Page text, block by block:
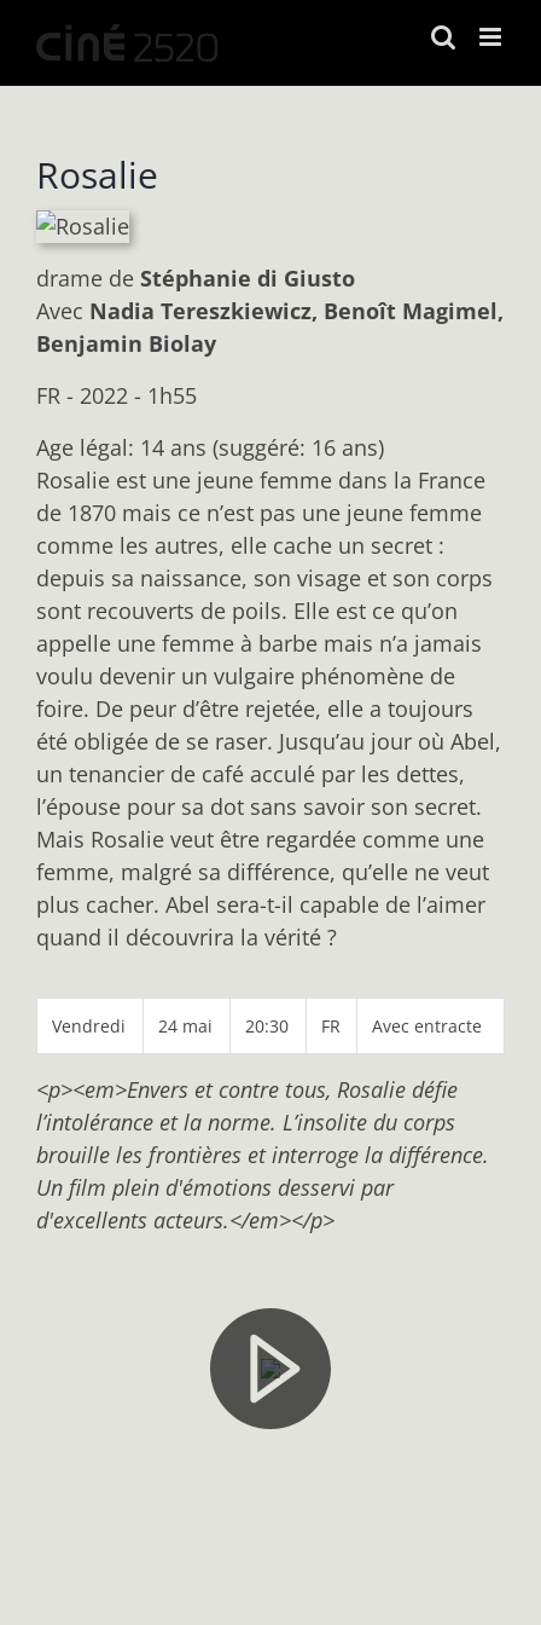
contenu
Rosalie
drame de Stéphanie di Giusto
Avec Nadia Tereszkiewicz, Benoît Magimel,
Benjamin Biolay
FR - 2022 - 1h55
Age légal: 14 ans (suggéré: 16 ans)
Rosalie est une jeune femme dans la France
de 1870 mais ce n’est pas une jeune femme
comme les autres, elle cache un secret :
depuis sa naissance, son visage et son corps
sont recouverts de poils. Elle est ce qu’on
appelle une femme à barbe mais n’a jamais
voulu devenir un vulgaire phénomène de
foire. De peur d’être rejetée, elle a toujours
été obligée de se raser. Jusqu’au jour où Abel,
un tenancier de café acculé par les dettes,
l’épouse pour sa dot sans savoir son secret.
Mais Rosalie veut être regardée comme une
femme, malgré sa différence, qu’elle ne veut
plus cacher. Abel sera-t-il capable de l’aimer
quand il découvrira la vérité ?
Vendredi 24 mai 20:30 FR Avec entracte
<p><em>Envers et contre tous, Rosalie défie
l’intolérance et la norme. L’insolite du corps
brouille les frontières et interroge la différence.
Un film plein d'émotions desservi par
d'excellents acteurs.</em></p>